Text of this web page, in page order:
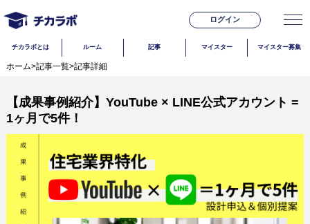
ログイン
チカラボとは ルーム 記事 マイスター マイスター募集
ホーム>記事一覧>記事詳細
【成果事例紹介】YouTube × LINE公式アカウント =
1ヶ月で5件！